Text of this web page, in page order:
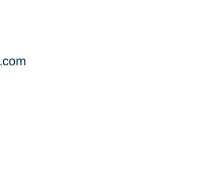
com